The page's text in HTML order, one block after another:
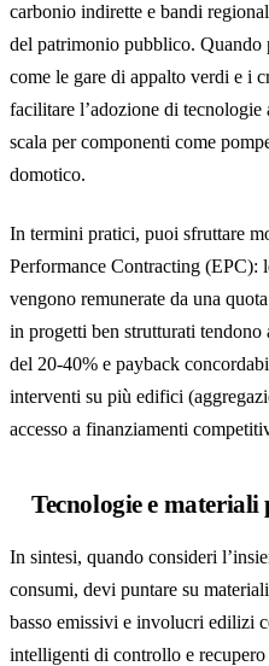
carbonio indirette e bandi
del patrimonio pubblico.
come le gare di appalto verdi e i
facilitare l’adozione di tecnologie
scala per componenti come
domotico.
In termini pratici, puoi sfruttare
Performance Contracting (EPC):
vengono remunerate da una
in progetti ben strutturati
del 20-40% e payback
interventi su più edifici
accesso a finanziamenti
Tecnologie e materiali
In sintesi, quando consideri
consumi, devi puntare su
basso emissivi e involucri edilizi
intelligenti di controllo e